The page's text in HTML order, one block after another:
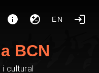
EN
BCN
cultural